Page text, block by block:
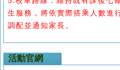
生服務，將依實際搭乘人數進
調配並通知家長。
活動官網